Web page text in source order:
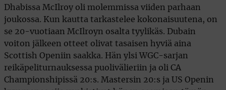
Dhabissa McIlroy oli molemmissa viiden parhaan
joukossa. Kun kautta tarkastelee kokonaisuutena, on
se 20-vuotiaan McIlroyn osalta tyylikäs. Dubain
voiton jälkeen otteet olivat tasaisen hyviä aina
Scottish Openiin saakka. Hän ylsi WGC-sarjan
reikäpeliturnauksessa puolivälieriin ja oli CA
Championshipissä 20:s. Mastersin 20:s ja US Openin